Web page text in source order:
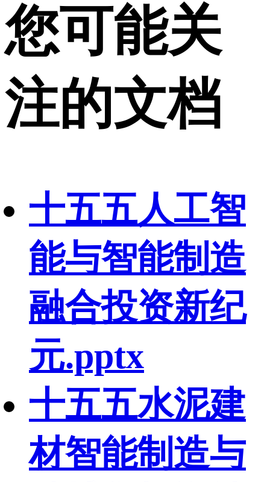
您可能关
注的文档
十五五人工智
能与智能制造
融合投资新纪
元.pptx
十五五水泥建
材智能制造与